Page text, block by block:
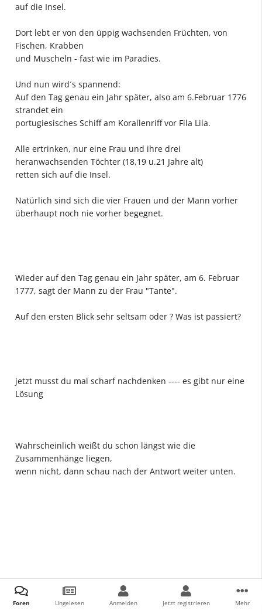
auf die Insel.
Dort lebt er von den üppig wachsenden Früchten, von
Fischen, Krabben
und Muscheln - fast wie im Paradies.
Und nun wird´s spannend:
Auf den Tag genau ein Jahr später, also am 6.Februar 1776
strandet ein
portugiesisches Schiff am Korallenriff vor Fila Lila.
Alle ertrinken, nur eine Frau und ihre drei
heranwachsenden Töchter (18,19 u.21 Jahre alt)
retten sich auf die Insel.
Natürlich sind sich die vier Frauen und der Mann vorher
überhaupt noch nie vorher begegnet.
Wieder auf den Tag genau ein Jahr später, am 6. Februar
1777, sagt der Mann zu der Frau "Tante".
Auf den ersten Blick sehr seltsam oder ? Was ist passiert?
jetzt musst du mal scharf nachdenken ---- es gibt nur eine
Lösung
Wahrscheinlich weißt du schon längst wie die
Zusammenhänge liegen,
wenn nicht, dann schau nach der Antwort weiter unten.
Foren Ungelesen Anmelden Jetzt registrieren Mehr